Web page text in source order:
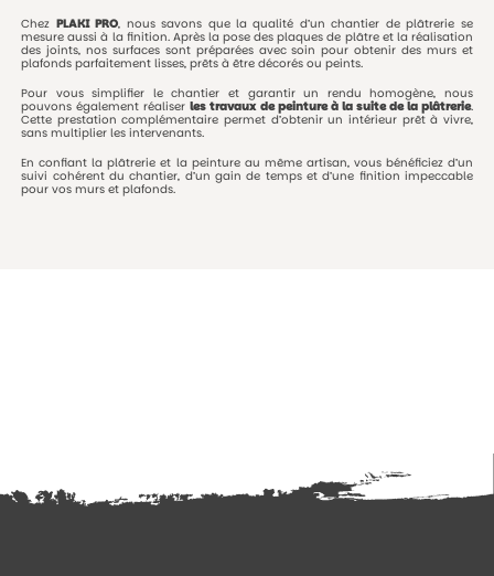
Chez PLAKIPRO, noussavons que laqualité d’unchantier deplâtrerie se
mesureaussià la finition. Après laposedesplaquesde plâtre et la réalisation
desjoints, nos surfaces sont préparées avecsoinpourobtenirdes murs et
plafondsparfaitementlisses,prêtsàêtredécorésoupeints.
Pour voussimplifier lechantier et garantirun renduhomogène, nous
pouvonségalementréaliserlestravaux depeintureà la suitedela plâtrerie.
Cette prestationcomplémentairepermet d’obtenirun intérieur prêtà vivre,
sansmultiplierlesintervenants.
Enconfiantlaplâtrerieet la peinture au même artisan, vous bénéficiez d’un
suivi cohérent duchantier, d’un gainde temps etd’une finition impeccable
pourvosmursetplafonds.